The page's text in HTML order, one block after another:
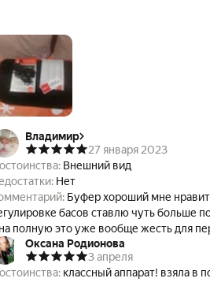
Владимир
27 января 2023
Внешний вид
Нет
Буфер хороший мне
басов ставлю чуть больше
полную это уже вообще жесть для
Оксана Родионова
3 апреля
классный аппарат! взяла в